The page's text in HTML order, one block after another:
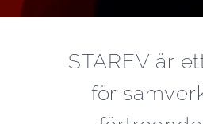
STAREV är
för